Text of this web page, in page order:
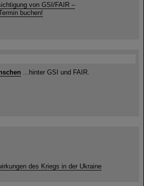
von GSI/FAIR –
buchen!
...hinter GSI und FAIR.
des Kriegs in der Ukraine